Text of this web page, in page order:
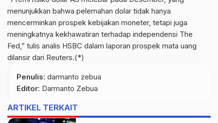
menunjukkan bahwa pelemahan dolar tidak hanya
mencerminkan prospek kebijakan moneter, tetapi juga
meningkatnya kekhawatiran terhadap independensi The
Fed,” tulis analis HSBC dalam laporan prospek mata uang
dilansir dari Reuters.(*)
Penulis: darmanto zebua
Editor: Darmanto Zebua
ARTIKEL TERKAIT